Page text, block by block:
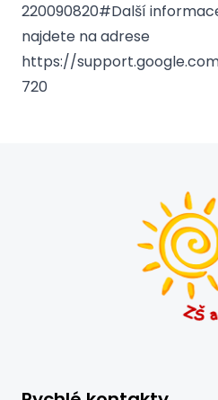
220090820#Další
najdete na adrese
https://
720